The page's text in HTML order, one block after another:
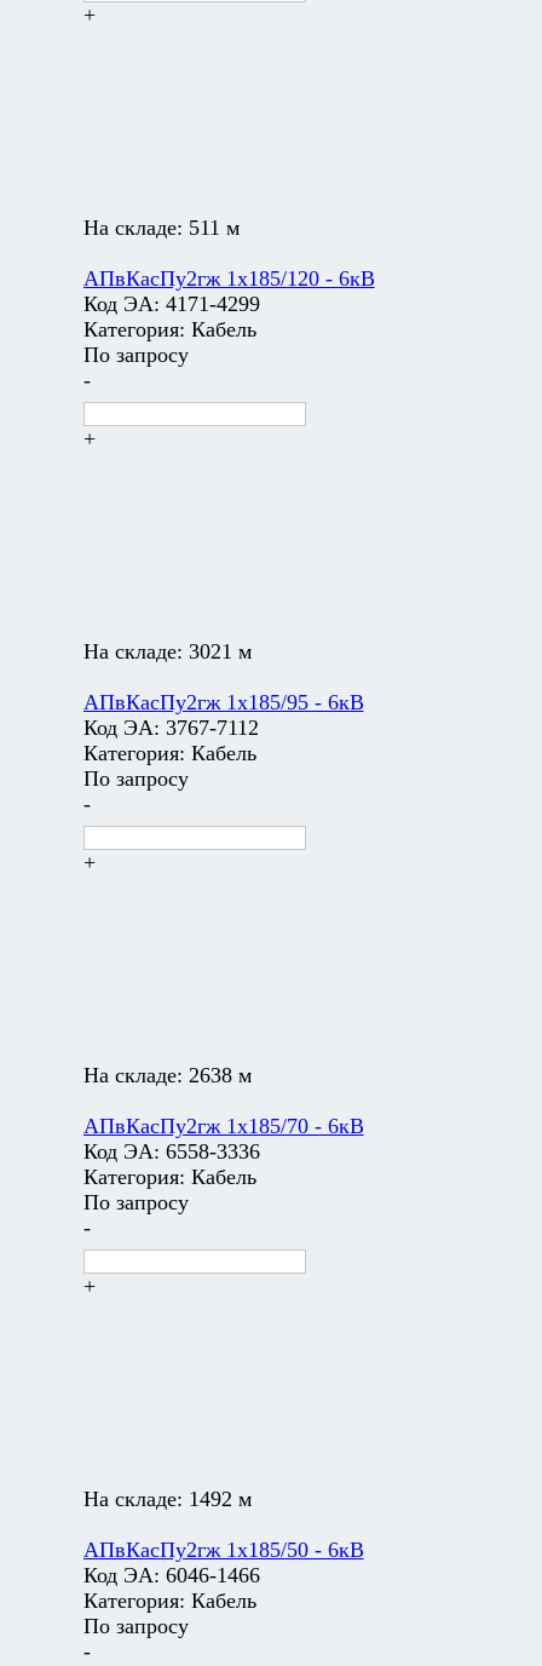
+
На складе: 511 м
АПвКасПу2гж 1х185/120 - 6кВ
Код ЭА: 4171-4299
Категория: Кабель
По запросу
-
+
На складе: 3021 м
АПвКасПу2гж 1х185/95 - 6кВ
Код ЭА: 3767-7112
Категория: Кабель
По запросу
-
+
На складе: 2638 м
АПвКасПу2гж 1х185/70 - 6кВ
Код ЭА: 6558-3336
Категория: Кабель
По запросу
-
+
На складе: 1492 м
АПвКасПу2гж 1х185/50 - 6кВ
Код ЭА: 6046-1466
Категория: Кабель
По запросу
-